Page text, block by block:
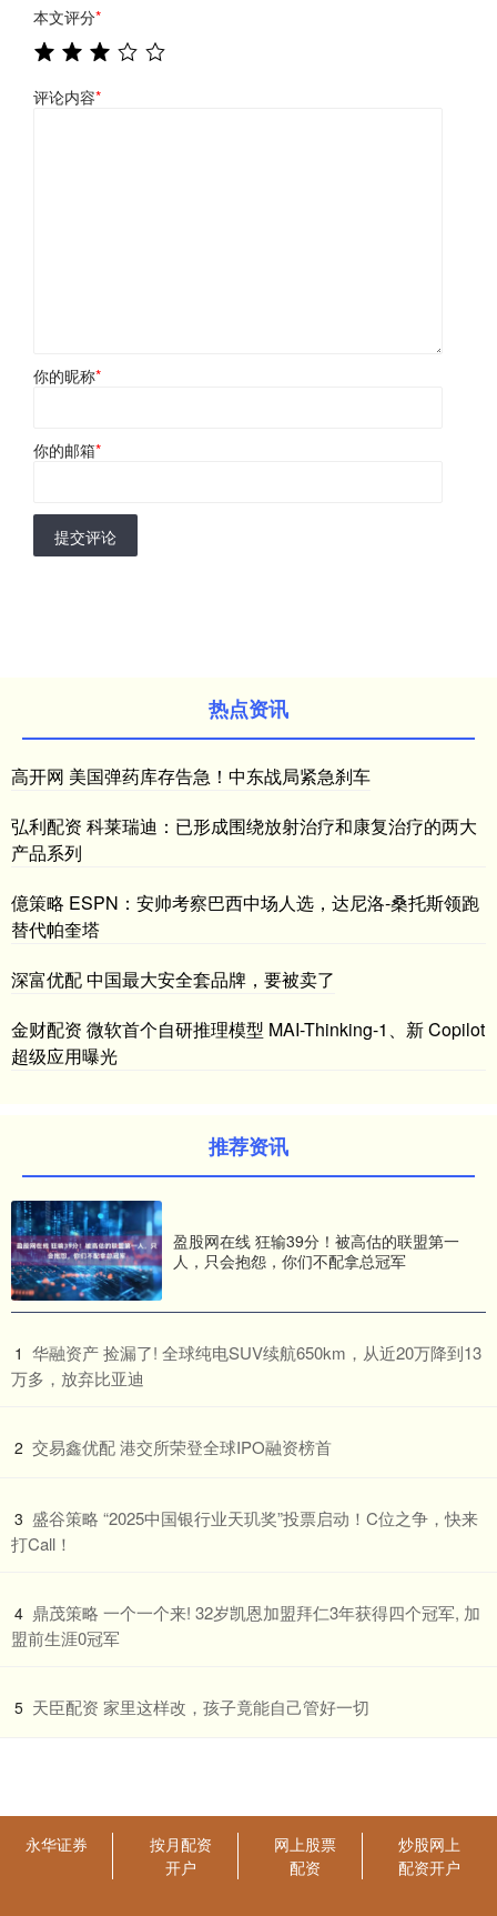
本文评分*
评论内容*
你的昵称*
你的邮箱*
提交评论
热点资讯
高开网 美国弹药库存告急！中东战局紧急刹车
弘利配资 科莱瑞迪：已形成围绕放射治疗和康复治疗的两大
产品系列
億策略 ESPN：安帅考察巴西中场人选，达尼洛-桑托斯领跑
替代帕奎塔
深富优配 中国最大安全套品牌，要被卖了
金财配资 微软首个自研推理模型 MAI-Thinking-1、新 Copilot
超级应用曝光
推荐资讯
盈股网在线 狂输39分！被高估的联盟第一
人，只会抱怨，你们不配拿总冠军
1 ​华融资产 捡漏了! 全球纯电SUV续航650km，从近20万降到13
万多，放弃比亚迪
2 ​交易鑫优配 港交所荣登全球IPO融资榜首
3 ​盛谷策略 “2025中国银行业天玑奖”投票启动！C位之争，快来
打Call！
4 ​鼎茂策略 一个一个来! 32岁凯恩加盟拜仁3年获得四个冠军, 加
盟前生涯0冠军
5 ​天臣配资 家里这样改，孩子竟能自己管好一切
永华证券
按月配资
开户
网上股票
配资
炒股网上
配资开户